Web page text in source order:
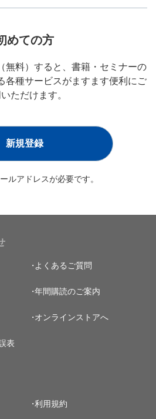
めての方
無料）すると、書籍・セミナーの
各種サービスがますます便利にご
ただけます。
新規登録
ルアドレスが必要です。
よくあるご質問
年間購読のご案内
オンラインストアへ
表
利用規約